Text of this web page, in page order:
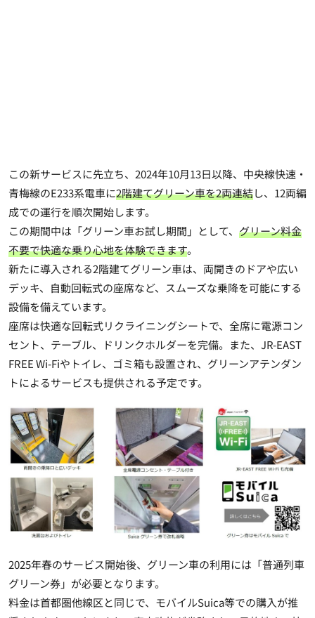
この新サービスに先立ち、2024年10月13日以降、中央線快速・
青梅線のE233系電車に2階建てグリーン車を2両連結し、12両編
成での運行を順次開始します。
この期間中は「グリーン車お試し期間」として、 グリーン料金
不要で快適な乗り心地を体験できます。
新たに導入される2階建てグリーン車は、両開きのドアや広い
デッキ、自動回転式の座席など、スムーズな乗降を可能にする
設備を備えています。
座席は快適な回転式リクライニングシートで、全席に電源コン
セント、テーブル、ドリンクホルダーを完備。また、JR-EAST
FREE Wi-Fiやトイレ、ゴミ箱も設置され、グリーンアテンダン
トによるサービスも提供される予定です。
2025年春のサービス開始後、グリーン車の利用には「普通列車
グリーン券」が必要となります。
料金は首都圏他線区と同じで、モバイルSuica等での購入が推